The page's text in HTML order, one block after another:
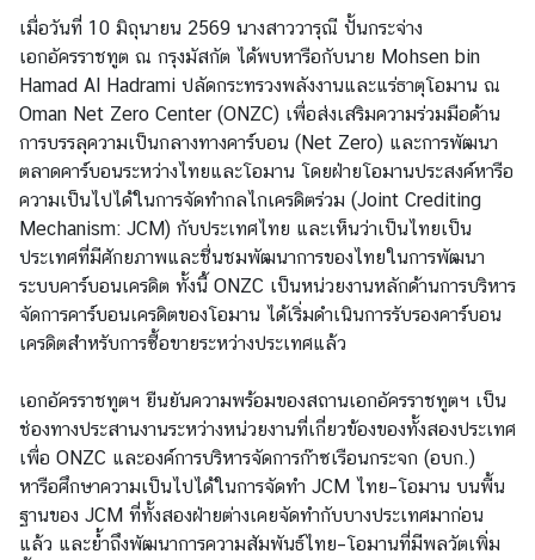
เ
กี่
ย
ว
กั
บ
เ
ร
า
ข่
า
|
N
e
w
s
เมื่อวันที่ 10 มิถุนายน 2569 นางสาววารุณี ปั้นกระจ่าง
เอกอัครราชทูต ณ กรุงมัสกัต ได้พบหารือกับนาย Mohsen bin
Hamad Al Hadrami ปลัดกระทรวงพลังงานและแร่ธาตุโอมาน ณ
Oman Net Zero Center (ONZC) เพื่อส่งเสริมความร่วมมือด้าน
การบรรลุความเป็นกลางทางคาร์บอน (Net Zero) และการพัฒนา
ตลาดคาร์บอนระหว่างไทยและโอมาน โดยฝ่ายโอมานประสงค์หารือ
ความเป็นไปได้ในการจัดทำกลไกเครดิตร่วม (Joint Crediting
Mechanism: JCM) กับประเทศไทย และเห็นว่าเป็นไทยเป็น
ประเทศที่มีศักยภาพและชื่นชมพัฒนาการของไทยในการพัฒนา
ระบบคาร์บอนเครดิต ทั้งนี้ ONZC เป็นหน่วยงานหลักด้านการบริหาร
จัดการคาร์บอนเครดิตของโอมาน ได้เริ่มดำเนินการรับรองคาร์บอน
เครดิตสำหรับการซื้อขายระหว่างประเทศแล้ว
เอกอัครราชทูตฯ ยืนยันความพร้อมของสถานเอกอัครราชทูตฯ เป็น
ช่องทางประสานงานระหว่างหน่วยงานที่เกี่ยวข้องของทั้งสองประเทศ
เพื่อ ONZC และองค์การบริหารจัดการก๊าซเรือนกระจก (อบก.)
หารือศึกษาความเป็นไปได้ในการจัดทำ JCM ไทย–โอมาน บนพื้น
ฐานของ JCM ที่ทั้งสองฝ่ายต่างเคยจัดทำกับบางประเทศมาก่อน
แล้ว และย้ำถึงพัฒนาการความสัมพันธ์ไทย–โอมานที่มีพลวัตเพิ่ม